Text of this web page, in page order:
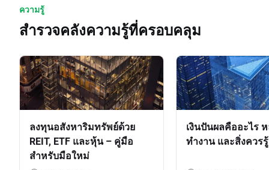
ความรู้
สำรวจคลังความรู้ที่ครอบคลุม
ลงทุนอสังหาริมทรัพย์ด้วย
REIT, ETF และหุ้น – คู่มือ
สำหรับมือใหม่
เงินปันผลคืออะไร
ทำงาน และสิ่งควรรู้